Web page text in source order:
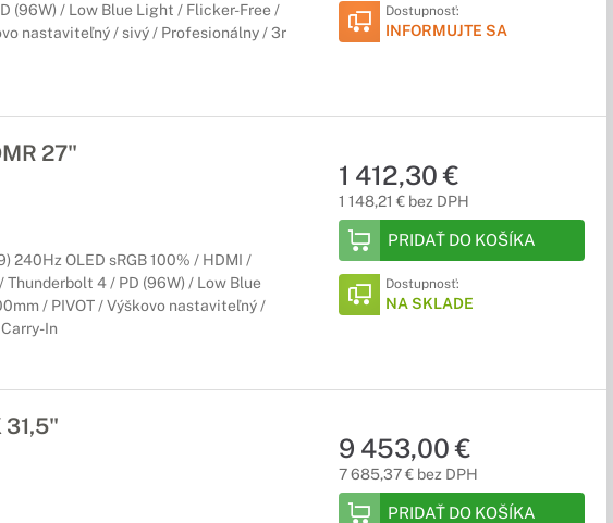
(96W) / Low Blue Light / Flicker-Free /
nastaviteľný / sivý / Profesionálny / 3r
Dostupnosť:
INFORMUJTE SA
27"
240Hz OLED sRGB 100% / HDMI /
Thunderbolt 4 / PD (96W) / Low Blue
/ PIVOT / Výškovo nastaviteľný /
In
1 412,30 €
1 148,21 € bez DPH
PRIDAŤ DO KOŠÍKA
Dostupnosť:
NA SKLADE
31,5"
9 453,00 €
7 685,37 € bez DPH
PRIDAŤ DO KOŠÍKA